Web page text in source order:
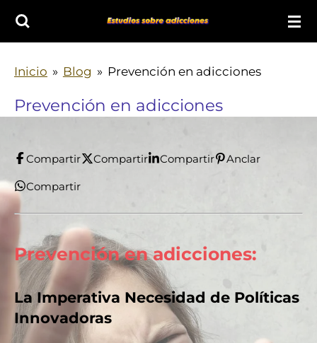
al
Inicio » Blog » Prevención en adicciones
Prevención en adicciones
Compartir Compartir Compartir Anclar
Compartir
Prevención en adicciones:
La Imperativa Necesidad de Políticas
Innovadoras